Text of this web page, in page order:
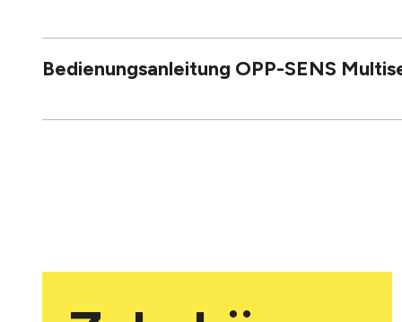
Bedienungsanleitung OPP-SENS